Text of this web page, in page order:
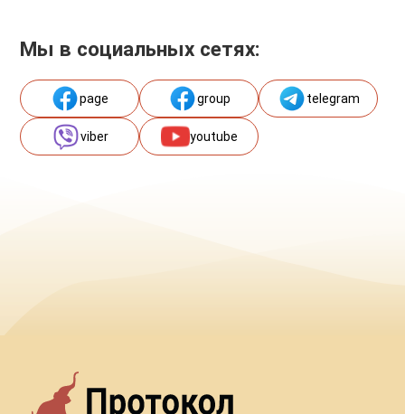
Мы в социальных сетях:
page group telegram
viber youtube